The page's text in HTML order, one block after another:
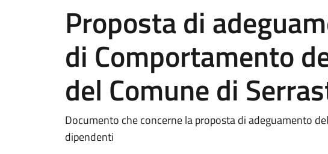
Proposta di
di Comportamento
del Comune di
Documento che concerne la proposta di adeguamento
dipendenti